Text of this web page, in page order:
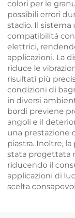
colori per le
possibili errori
stadio. Il sistema
compatibilità
elettrici,
applicazioni. La
riduce le
risultati più
condizioni di
in diversi
bordi previene
angoli e il
una prestazione
piastra. Inoltre,
stata progettata
riducendo il
applicazioni di
scelta